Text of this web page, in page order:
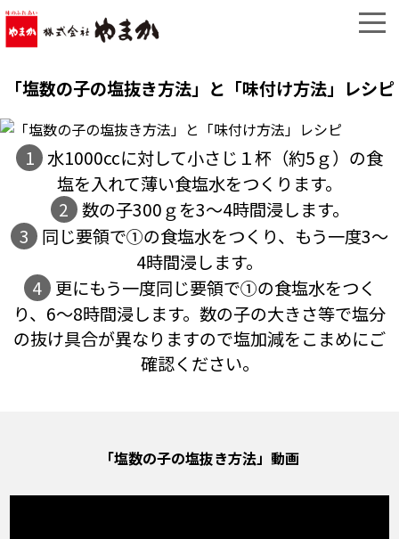
「塩数の子の塩抜き方法」と「味付け方法」レシピ
1 水1000ccに対して小さじ１杯（約5ｇ）の食
塩を入れて薄い食塩水をつくります。
2 数の子300ｇを3〜4時間浸します。
3
同じ要領で①の食塩水をつくり、もう一度3〜
4時間浸します。
4 更にもう一度同じ要領で①の食塩水をつく
り、6〜8時間浸します。 数の子の大きさ等で塩分
の抜け具合が異なりますので塩加減をこまめにご
確認ください。
「塩数の子の塩抜き方法」動画